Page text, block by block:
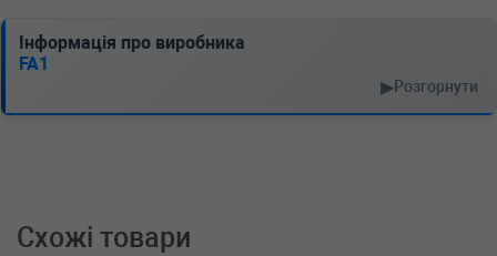
Інформація про виробника
FA1
▶Розгорнути
Схожі товари